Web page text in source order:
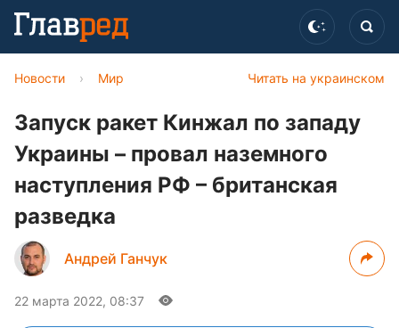
Читать на украинском
Новости › Мир
Запуск ракет Кинжал по западу
Украины – провал наземного
наступления РФ – британская
разведка
Андрей Ганчук
22 марта 2022, 08:37